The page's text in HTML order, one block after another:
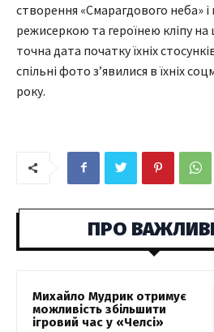
створення «Смарагдового неба» і
режисеркою та героїнею кліпу
точна дата початку їхніх
спільні фото з’явилися в їхніх
року.
ПРО
Михайло Мудрик отримує
можливість збільшити
ігровий час у «Челсі»